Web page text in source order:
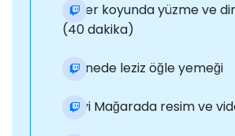
Fener koyunda yüzme ve
(40 dakika)
Teknede leziz öğle yemeği
Mavi Mağarada resim ve